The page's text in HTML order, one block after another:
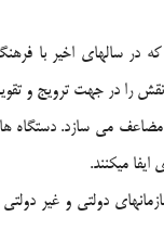
در سالهاي اخير با
نقش را در جهت ترويج و
مي سازد. دستگاه
ميكنند.
دولتي و غير